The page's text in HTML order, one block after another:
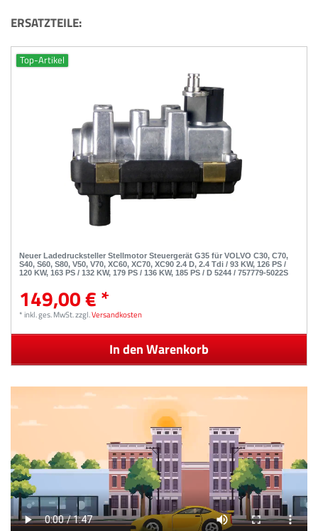
ERSATZTEILE:
Top-Artikel
Neuer Ladedrucksteller Stellmotor Steuergerät G35 für VOLVO C30, C70,
S40, S60, S80, V50, V70, XC60, XC70, XC90 2.4 D, 2.4 Tdi / 93 KW, 126 PS /
120 KW, 163 PS / 132 KW, 179 PS / 136 KW, 185 PS / D 5244 / 757779-5022S
149,00 € *
*inkl. ges. MwSt.zzgl.Versandkosten
In den Warenkorb